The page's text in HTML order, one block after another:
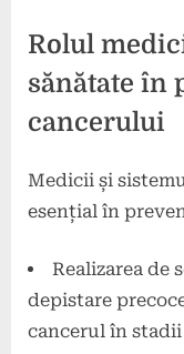
Rolul
sănătate în
cancerului
Medicii și
esențial în
Realizarea de
depistare
cancerul în